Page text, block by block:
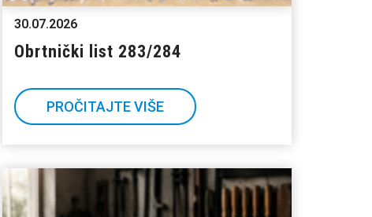
30.07.2026
Obrtnički list 283/284
PROČITAJTE VIŠE